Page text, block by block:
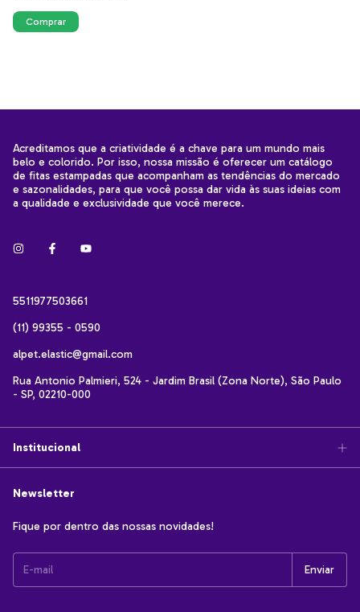
Acreditamos que a criatividade é a chave para um mundo mais
belo e colorido. Por isso, nossa missão é oferecer um catálogo
de fitas estampadas que acompanham as tendências do mercado
e sazonalidades, para que você possa dar vida às suas ideias com
a qualidade e exclusividade que você merece.
5511977503661
(11) 99355 - 0590
alpet.elastic@gmail.com
Rua Antonio Palmieri, 524 - Jardim Brasil (Zona Norte), São Paulo
- SP, 02210-000
Institucional
Newsletter
Fique por dentro das nossas novidades!